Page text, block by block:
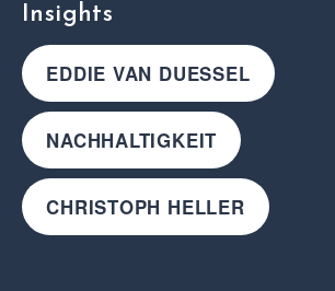
Insights
EDDIE VAN DUESSEL
NACHHALTIGKEIT
CHRISTOPH HELLER